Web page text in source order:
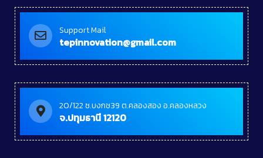
Support Mail
tepinnovation@gmail.com
20/122 ซ.บงกช39 ต.คลองสอง อ.คลองหลวง
จ.ปทุมธานี 12120